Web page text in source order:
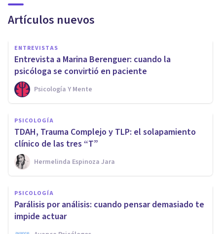
Artículos nuevos
ENTREVISTAS
Entrevista a Marina Berenguer: cuando la
psicóloga se convirtió en paciente
Psicología Y Mente
PSICOLOGÍA
TDAH, Trauma Complejo y TLP: el solapamiento
clínico de las tres “T”
Hermelinda Espinoza Jara
PSICOLOGÍA
Parálisis por análisis: cuando pensar demasiado te
impide actuar